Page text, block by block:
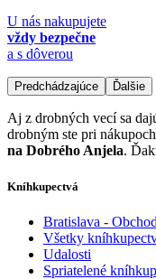
U nás nakupujete
vždy bezpečne
a s dôverou
Predchádzajúce Ďalšie
Aj z drobných vecí sa
drobným ste pri
na Dobrého Anjela.
Kníhkupectvá
Bratislava -
Všetky
Udalosti
Spriatelené